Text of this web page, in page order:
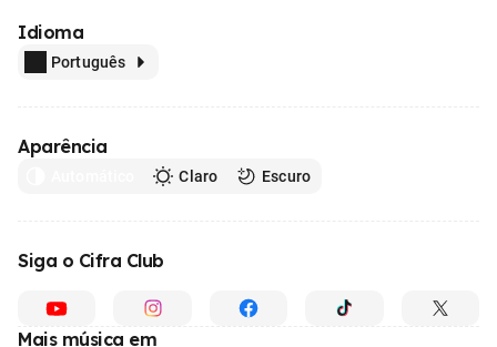
Idioma
Português
Aparência
Claro Escuro
Siga o Cifra Club
Mais música em